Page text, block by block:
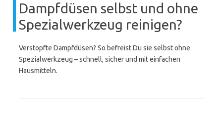
Dampfdüsen selbst und ohne
Spezialwerkzeug reinigen?
Verstopfte Dampfdüsen? So befreist Du sie selbst ohne
Spezialwerkzeug – schnell, sicher und mit einfachen
Hausmitteln.